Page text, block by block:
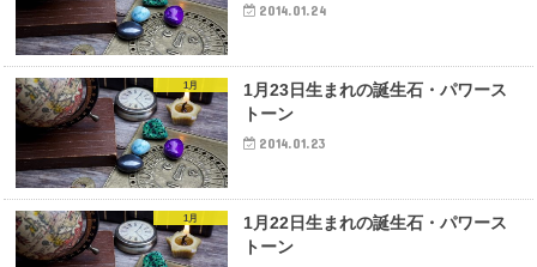
2014.01.24
1月
1月23日生まれの誕生石・パワース
トーン
2014.01.23
1月
1月22日生まれの誕生石・パワース
トーン